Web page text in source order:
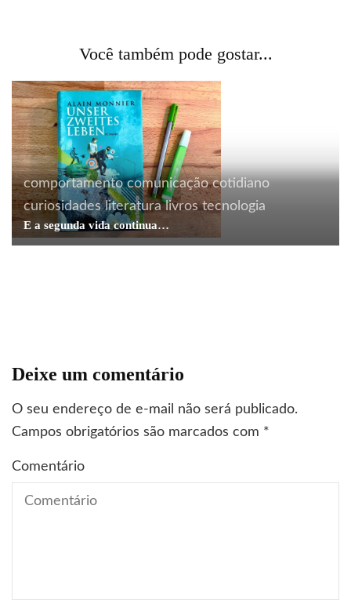
Você também pode gostar...
comportamento comunicação cotidiano
curiosidades literatura livros tecnologia
E a segunda vida continua…
arte comportamento consumo curiosidades
decoração design humor moda
Ideia brilhante. Será?
Acontecendo Aqui boas idéias Coluna da semana
comportamento comunicação
Deixe um comentário
O seu endereço de e-mail não será publicado.
Campos obrigatórios são marcados com *
Comentário